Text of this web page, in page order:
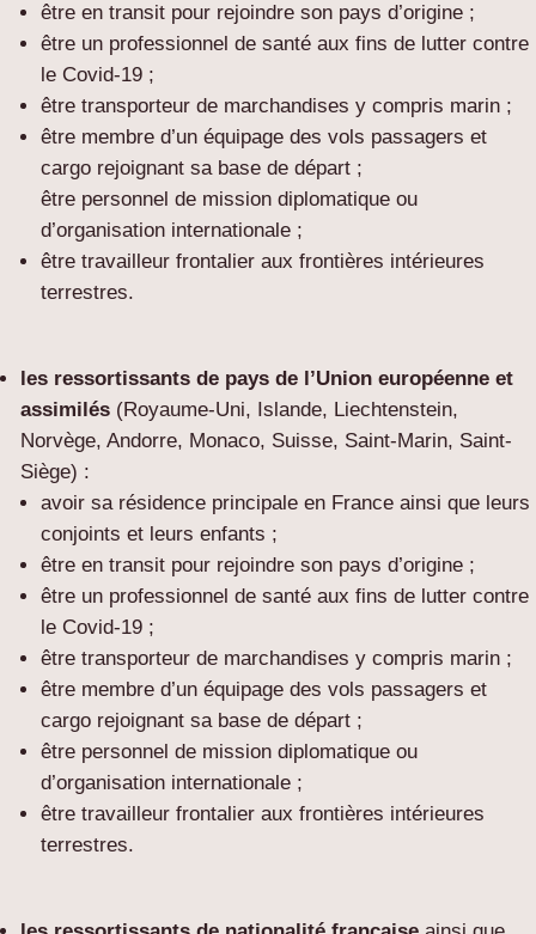
être en transit pour rejoindre son pays d’origine ;
être un professionnel de santé aux fins de lutter contre
le Covid-19 ;
être transporteur de marchandises y compris marin ;
être membre d’un équipage des vols passagers et
cargo rejoignant sa base de départ ;
être personnel de mission diplomatique ou
d’organisation internationale ;
être travailleur frontalier aux frontières intérieures
terrestres.
les ressortissants de pays de l’Union européenne et
assimilés (Royaume-Uni, Islande, Liechtenstein,
Norvège, Andorre, Monaco, Suisse, Saint-Marin, Saint-
Siège) :
avoir sa résidence principale en France ainsi que leurs
conjoints et leurs enfants ;
être en transit pour rejoindre son pays d’origine ;
être un professionnel de santé aux fins de lutter contre
le Covid-19 ;
être transporteur de marchandises y compris marin ;
être membre d’un équipage des vols passagers et
cargo rejoignant sa base de départ ;
être personnel de mission diplomatique ou
d’organisation internationale ;
être travailleur frontalier aux frontières intérieures
terrestres.